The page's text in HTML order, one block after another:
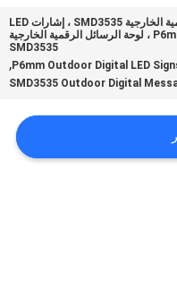
علامات LED الرقمية الخارجية SMD3535 ، إشارات LED
الرقمية الخارجية P6mm ، لوحة الرسائل الرقمية الخارجية
SMD3535
P6mm Outdoor Digital LED
,
SMD3535 Outdoor Digital